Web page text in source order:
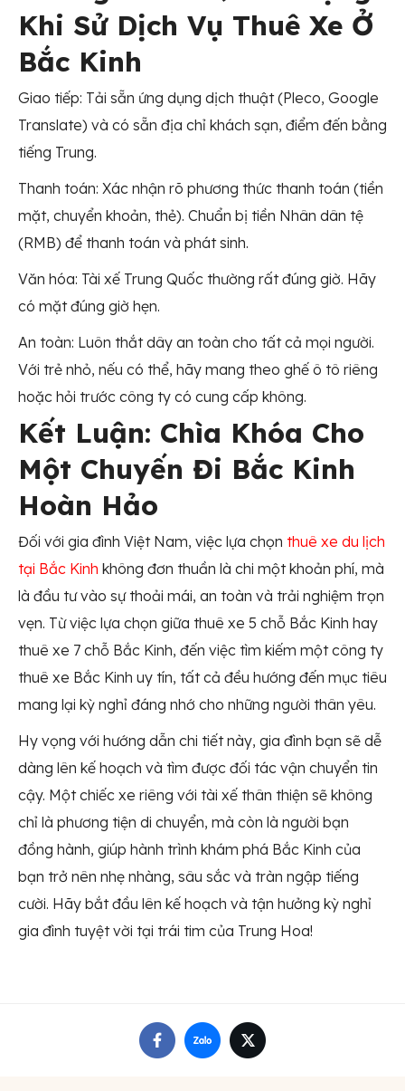
Khi Sử Dịch Vụ Thuê Xe Ở
Bắc Kinh
Giao tiếp: Tải sẵn ứng dụng dịch thuật (Pleco, Google
Translate) và có sẵn địa chỉ khách sạn, điểm đến bằng
tiếng Trung.
Thanh toán: Xác nhận rõ phương thức thanh toán (tiền
mặt, chuyển khoản, thẻ). Chuẩn bị tiền Nhân dân tệ
(RMB) để thanh toán và phát sinh.
Văn hóa: Tài xế Trung Quốc thường rất đúng giờ. Hãy
có mặt đúng giờ hẹn.
An toàn: Luôn thắt dây an toàn cho tất cả mọi người.
Với trẻ nhỏ, nếu có thể, hãy mang theo ghế ô tô riêng
hoặc hỏi trước công ty có cung cấp không.
Kết Luận: Chìa Khóa Cho
Một Chuyến Đi Bắc Kinh
Hoàn Hảo
Đối với gia đình Việt Nam, việc lựa chọn thuê xe du lịch
tại Bắc Kinh không đơn thuần là chi một khoản phí, mà
là đầu tư vào sự thoải mái, an toàn và trải nghiệm trọn
vẹn. Từ việc lựa chọn giữa thuê xe 5 chỗ Bắc Kinh hay
thuê xe 7 chỗ Bắc Kinh, đến việc tìm kiếm một công ty
thuê xe Bắc Kinh uy tín, tất cả đều hướng đến mục tiêu
mang lại kỳ nghỉ đáng nhớ cho những người thân yêu.
Hy vọng với hướng dẫn chi tiết này, gia đình bạn sẽ dễ
dàng lên kế hoạch và tìm được đối tác vận chuyển tin
cậy. Một chiếc xe riêng với tài xế thân thiện sẽ không
chỉ là phương tiện di chuyển, mà còn là người bạn
đồng hành, giúp hành trình khám phá Bắc Kinh của
bạn trở nên nhẹ nhàng, sâu sắc và tràn ngập tiếng
cười. Hãy bắt đầu lên kế hoạch và tận hưởng kỳ nghỉ
gia đình tuyệt vời tại trái tim của Trung Hoa!